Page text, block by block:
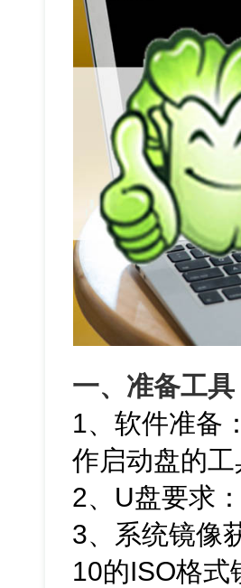
一、准备工具
1、软件准备
作启动盘的工
2、U盘要求
3、系统镜像
10的ISO格式